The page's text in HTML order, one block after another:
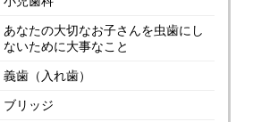
あなたの大切なお子さんを虫歯にし
ないために大事なこと
義歯（入れ歯）
ブリッジ